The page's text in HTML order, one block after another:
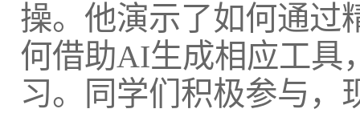
操。他演示了如何通过
何借助AI生成相应工具
习。同学们积极参与，